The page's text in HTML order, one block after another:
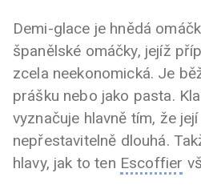
Demi-glace je hnědá
španělské omáčky, jejíž
zcela neekonomická. Je
prášku nebo jako pasta.
vyznačuje hlavně tím, že
nepřestavitelně dlouhá.
hlavy, jak to ten Escoffier